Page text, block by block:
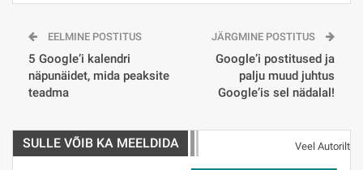
EELMINE POSTITUS
5 Google’i kalendri
näpunäidet, mida peaksite
teadma
JÄRGMINE POSTITUS
Google’i postitused ja
palju muud juhtus
Google’is sel nädalal!
SULLE VÕIB KA MEELDIDA Veel Autorilt